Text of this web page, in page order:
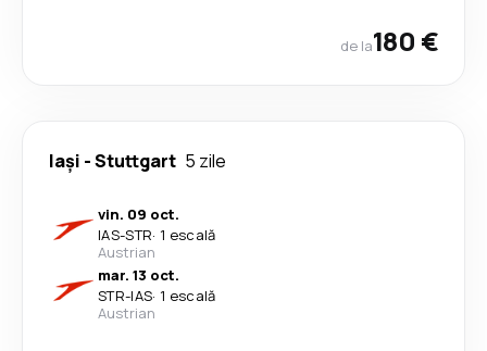
de la180 €
Iași -Stuttgart 5 zile
vin. 09 oct.
IAS-STR· 1 escală
Austrian
mar. 13 oct.
STR-IAS· 1 escală
Austrian